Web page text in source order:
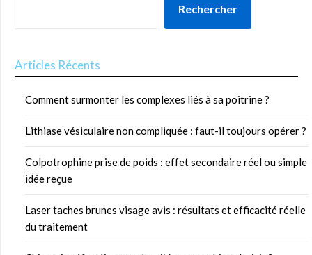
Rechercher
Articles Récents
Comment surmonter les complexes liés à sa poitrine ?
Lithiase vésiculaire non compliquée : faut-il toujours opérer ?
Colpotrophine prise de poids : effet secondaire réel ou simple
idée reçue
Laser taches brunes visage avis : résultats et efficacité réelle
du traitement